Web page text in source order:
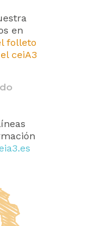
en
folleto
ceiA3